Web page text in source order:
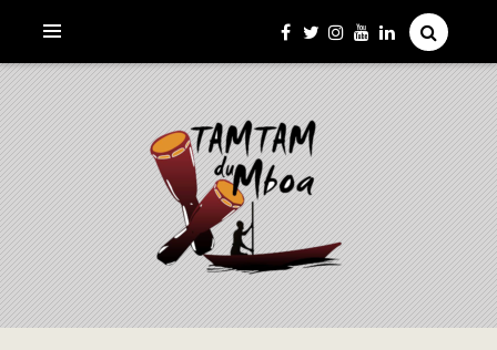
LE TAMTAM DU MBOA
La Culture du Mboa Dévoilée !